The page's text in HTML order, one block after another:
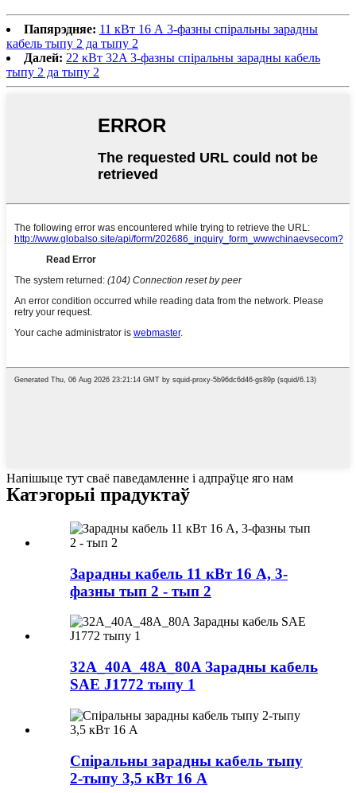
Папярэдняе: 11 кВт 16 А 3-фазны спіральны зарадны
кабель тыпу 2 да тыпу 2
Далей: 22 кВт 32A 3-фазны спіральны зарадны кабель
тыпу 2 да тыпу 2
Напішыце тут сваё паведамленне і адпраўце яго нам
Катэгорыі прадуктаў
Зарадны кабель 11 кВт 16 А, 3-
фазны тып 2 - тып 2
32A_40A_48A_80A Зарадны кабель
SAE J1772 тыпу 1
Спіральны зарадны кабель тыпу
2-тыпу 3,5 кВт 16 А